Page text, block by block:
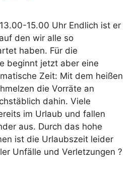
15.00 Uhr Endlich ist er
den wir alle so
haben. Für die
beginnt jetzt aber eine
Zeit: Mit dem heißen
die Vorräte an
dahin. Viele
im Urlaub und fallen
aus. Durch das hohe
ist die Urlaubszeit leider
Unfälle und Verletzungen ?